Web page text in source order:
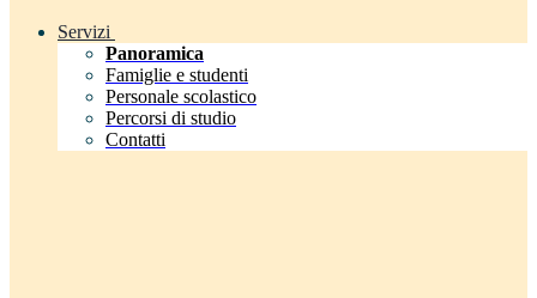
Servizi
Panoramica
Famiglie e studenti
Personale scolastico
Percorsi di studio
Contatti